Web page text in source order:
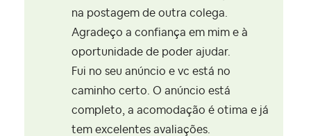
na postagem de outra colega.
Agradeço a confiança em mim e à
oportunidade de poder ajudar.
Fui no seu anúncio e vc está no
caminho certo. O anúncio está
completo, a acomodação é otima e já
tem excelentes avaliações.